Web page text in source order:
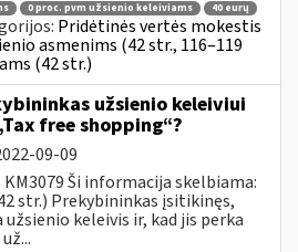
0 proc. pvm užsienio keleiviams 40 eurų
Pridėtinės vertės mokestis
asmenims (42 str., 116–119
(42 str.)
užsienio keleiviui
free shopping“?
09-09
Ši informacija skelbiama:
str.) Prekybininkas įsitikinęs,
keleivis ir, kad jis perka